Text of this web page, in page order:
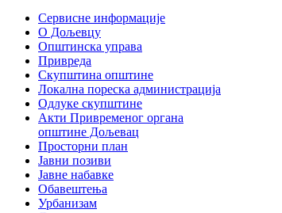
Сервисне информације
О Дољевцу
Општинска управа
Привреда
Скупштина општине
Локална пореска администрација
Одлуке скупштине
Акти Привременог органа
општине Дољевац
Просторни план
Јавни позиви
Јавне набавке
Обавештења
Урбанизам